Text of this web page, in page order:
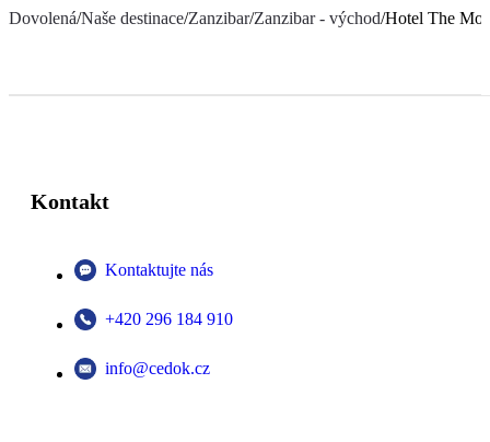
Dovolená/Naše destinace/Zanzibar/Zanzibar - východ/Hotel The
Kontakt
Kontaktujte nás
+420 296 184 910
info@cedok.cz